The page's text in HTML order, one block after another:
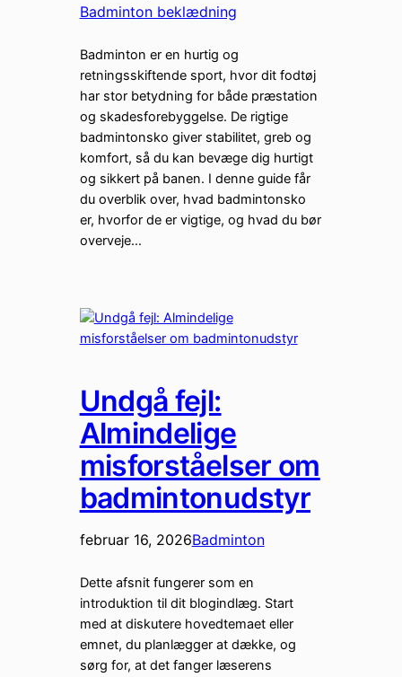
Badminton beklædning
Badminton er en hurtig og
retningsskiftende sport, hvor dit fodtøj
har stor betydning for både præstation
og skadesforebyggelse. De rigtige
badmintonsko giver stabilitet, greb og
komfort, så du kan bevæge dig hurtigt
og sikkert på banen. I denne guide får
du overblik over, hvad badmintonsko
er, hvorfor de er vigtige, og hvad du bør
overveje…
Undgå fejl:
Almindelige
misforståelser om
badmintonudstyr
februar 16, 2026Badminton
Dette afsnit fungerer som en
introduktion til dit blogindlæg. Start
med at diskutere hovedtemaet eller
emnet, du planlægger at dække, og
sørg for, at det fanger læserens